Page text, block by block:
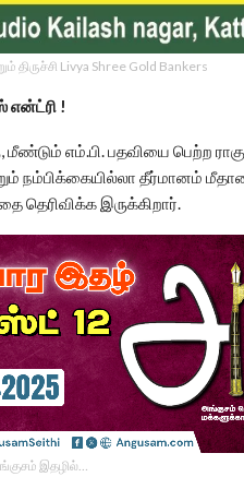
திருச்சி Livya Shree Gold Bankers
என்ட்ரி !
எம்.பி. பதவியை பெற்ற
நம்பிக்கையில்லா தீர்மானம்
தெரிவிக்க இருக்கிறார்.
இதழில்…